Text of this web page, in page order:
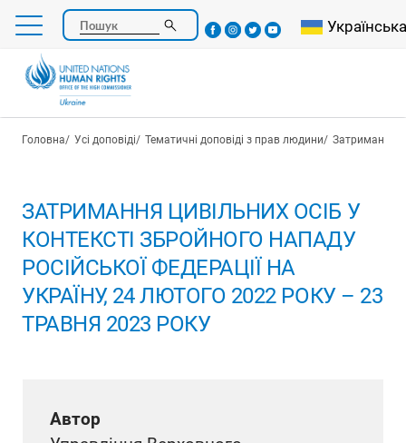
Перейти
основного
Пошук Select your
Українська
Рядок навіґації
Головна Усі доповіді Тематичні доповіді з прав людини Затримання
ЗАТРИМАННЯ ЦИВІЛЬНИХ ОСІБ У
КОНТЕКСТІ ЗБРОЙНОГО НАПАДУ
РОСІЙСЬКОЇ ФЕДЕРАЦІЇ НА
УКРАЇНУ, 24 ЛЮТОГО 2022 РОКУ – 23
ТРАВНЯ 2023 РОКУ
Автор